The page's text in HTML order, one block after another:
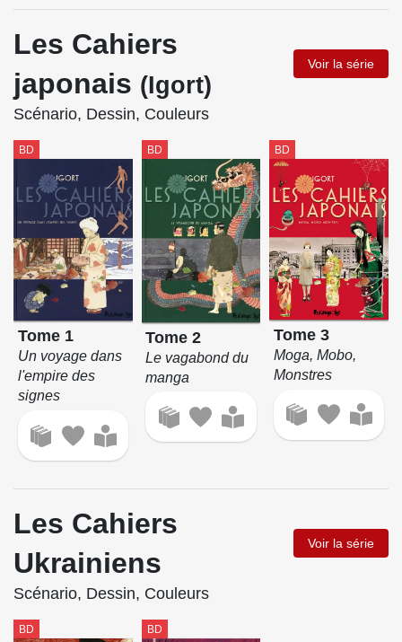
Les Cahiers
japonais (Igort)
Voir la série
Scénario, Dessin, Couleurs
BD
Tome 1
Un voyage dans
l'empire des
signes
BD
Tome 2
Le vagabond du
manga
BD
Tome 3
Moga, Mobo,
Monstres
Les Cahiers
Ukrainiens
Voir la série
Scénario, Dessin, Couleurs
BD BD